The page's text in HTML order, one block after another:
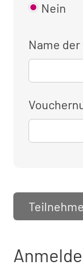
Nein
Name